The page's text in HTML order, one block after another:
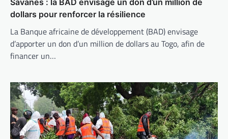
dollars pour renforcer la résilience
La Banque africaine de développement (BAD) envisage
d’apporter un don d’un million de dollars au Togo, afin de
financer un…